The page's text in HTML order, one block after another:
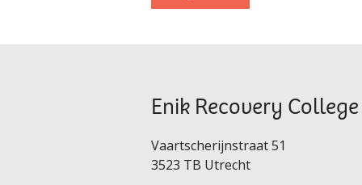
Enik Recovery College
Vaartscherijnstraat 51
3523 TB Utrecht